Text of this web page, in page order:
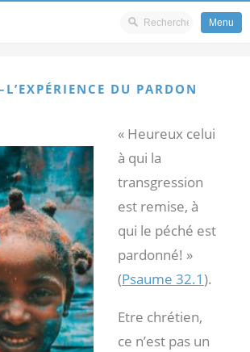
Menu
DU PARDON
« Heureux celui
à qui la
transgression
est remise, à
qui le péché est
pardonné! »
(Psaume 32.1).
Etre chrétien,
ce n’est pas un